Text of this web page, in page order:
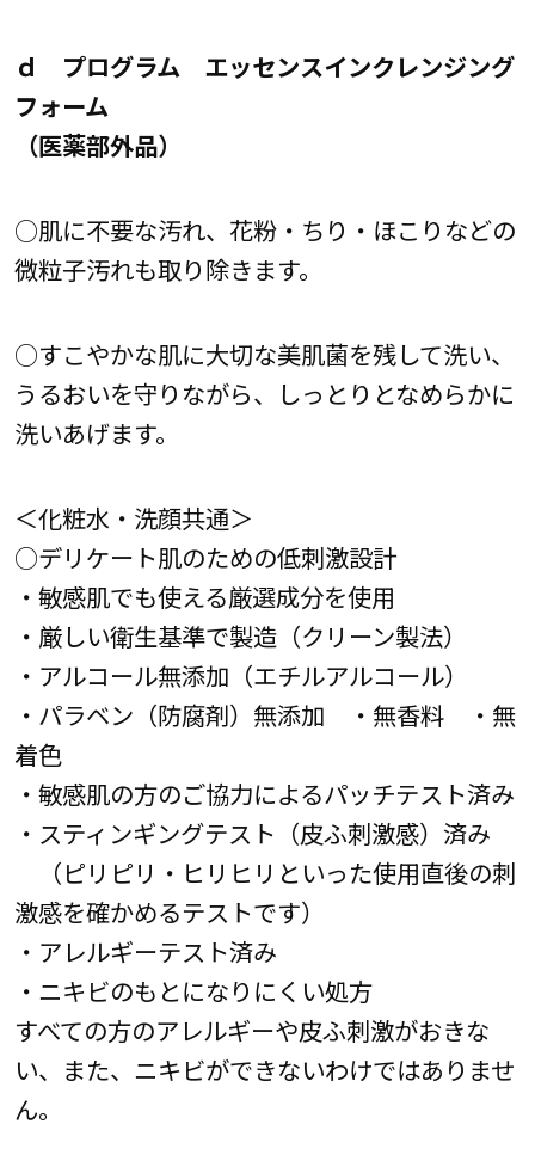
ｄ プログラム エッセンスインクレンジング
フォーム
（医薬部外品）
○肌に不要な汚れ、花粉・ちり・ほこりなどの
微粒子汚れも取り除きます。
○すこやかな肌に大切な美肌菌を残して洗い、
うるおいを守りながら、しっとりとなめらかに
洗いあげます。
＜化粧水・洗顔共通＞
○デリケート肌のための低刺激設計
・敏感肌でも使える厳選成分を使用
・厳しい衛生基準で製造（クリーン製法）
・アルコール無添加（エチルアルコール）
・パラベン（防腐剤）無添加 ・無香料 ・無
着色
・敏感肌の方のご協力によるパッチテスト済み
・スティンギングテスト（皮ふ刺激感）済み
（ピリピリ・ヒリヒリといった使用直後の刺
激感を確かめるテストです）
・アレルギーテスト済み
・ニキビのもとになりにくい処方
すべての方のアレルギーや皮ふ刺激がおきな
い、また、ニキビができないわけではありませ
ん。